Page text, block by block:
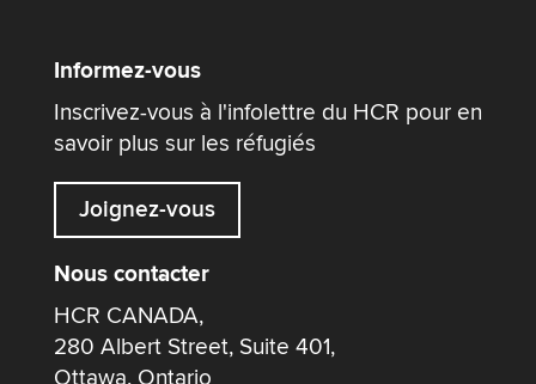
Informez-vous
Inscrivez-vous à l'infolettre du HCR pour en
savoir plus sur les réfugiés
Joignez-vous
Nous contacter
HCR CANADA,
280 Albert Street, Suite 401,
Ottawa, Ontario